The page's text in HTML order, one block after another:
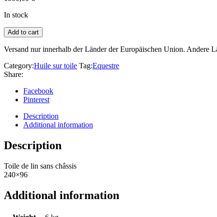
In stock
Add to cart
Versand nur innerhalb der Länder der Europäischen Union. Andere
Category:Huile sur toile Tag:Equestre
Share:
Facebook
Pinterest
Description
Additional information
Description
Toile de lin sans châssis
240×96
Additional information